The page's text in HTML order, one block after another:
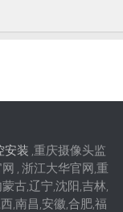
安装 ,重庆摄像头监
, 浙江大华官网,重
古,辽宁,沈阳,吉林,
,南昌,安徽,合肥,福